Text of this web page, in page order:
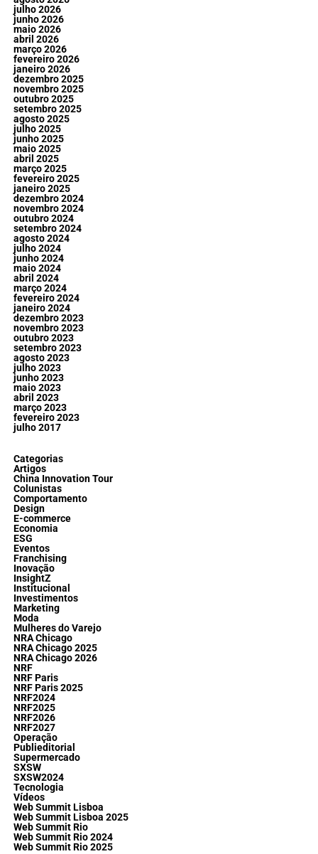
julho 2026
junho 2026
maio 2026
abril 2026
março 2026
fevereiro 2026
janeiro 2026
dezembro 2025
novembro 2025
outubro 2025
setembro 2025
agosto 2025
julho 2025
junho 2025
maio 2025
abril 2025
março 2025
fevereiro 2025
janeiro 2025
dezembro 2024
novembro 2024
outubro 2024
setembro 2024
agosto 2024
julho 2024
junho 2024
maio 2024
abril 2024
março 2024
fevereiro 2024
janeiro 2024
dezembro 2023
novembro 2023
outubro 2023
setembro 2023
agosto 2023
julho 2023
junho 2023
maio 2023
abril 2023
março 2023
fevereiro 2023
julho 2017
Categorias
Artigos
China Innovation Tour
Colunistas
Comportamento
Design
E-commerce
Economia
ESG
Eventos
Franchising
Inovação
InsightZ
Institucional
Investimentos
Marketing
Moda
Mulheres do Varejo
NRA Chicago
NRA Chicago 2025
NRA Chicago 2026
NRF
NRF Paris
NRF Paris 2025
NRF2024
NRF2025
NRF2026
NRF2027
Operação
Publieditorial
Supermercado
SXSW
SXSW2024
Tecnologia
Vídeos
Web Summit Lisboa
Web Summit Lisboa 2025
Web Summit Rio
Web Summit Rio 2024
Web Summit Rio 2025